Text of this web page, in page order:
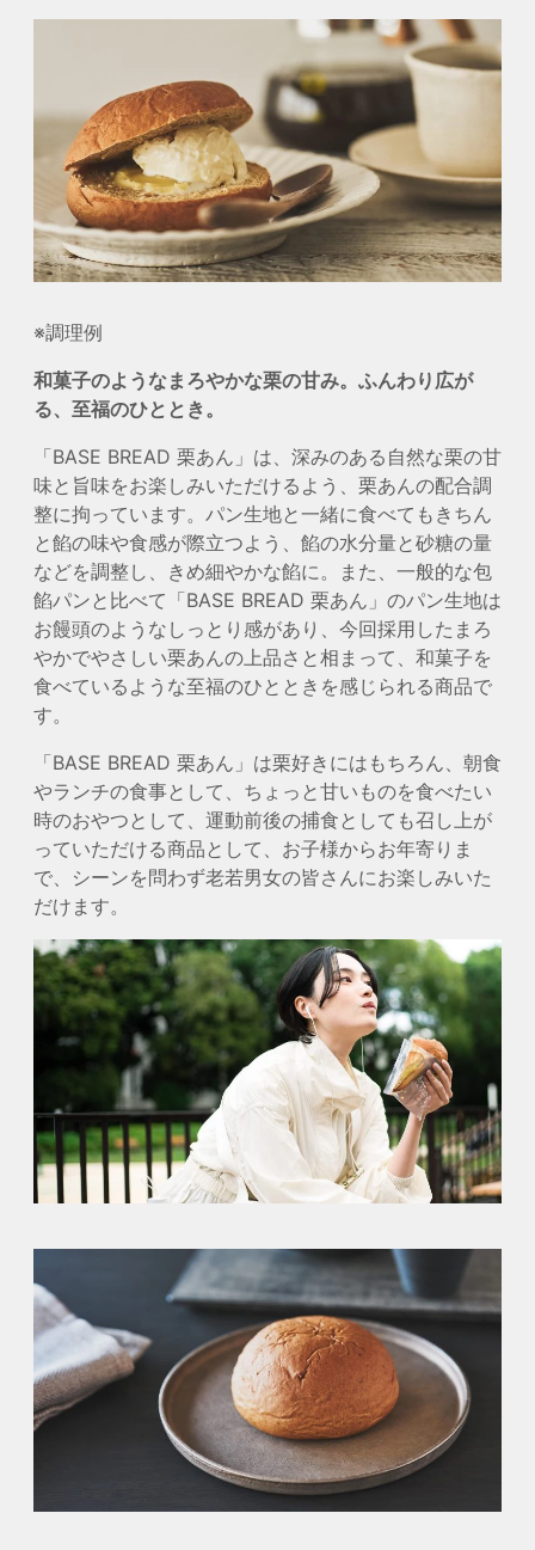
※調理例
和菓子のようなまろやかな栗の甘み。ふんわり広が
る、至福のひととき。
「BASE BREAD 栗あん」は、深みのある自然な栗の甘
味と旨味をお楽しみいただけるよう、栗あんの配合調
整に拘っています。パン生地と一緒に食べてもきちん
と餡の味や食感が際立つよう、餡の水分量と砂糖の量
などを調整し、きめ細やかな餡に。また、一般的な包
餡パンと比べて「BASE BREAD 栗あん」のパン生地は
お饅頭のようなしっとり感があり、今回採用したまろ
やかでやさしい栗あんの上品さと相まって、和菓子を
食べているような至福のひとときを感じられる商品で
す。
「BASE BREAD 栗あん」は栗好きにはもちろん、朝食
やランチの食事として、ちょっと甘いものを食べたい
時のおやつとして、運動前後の捕食としても召し上が
っていただける商品として、お子様からお年寄りま
で、シーンを問わず老若男女の皆さんにお楽しみいた
だけます。